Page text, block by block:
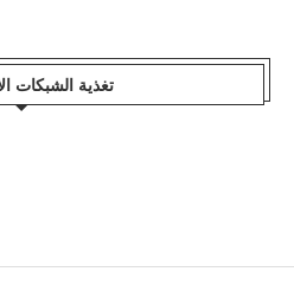
تغذية الشبكات